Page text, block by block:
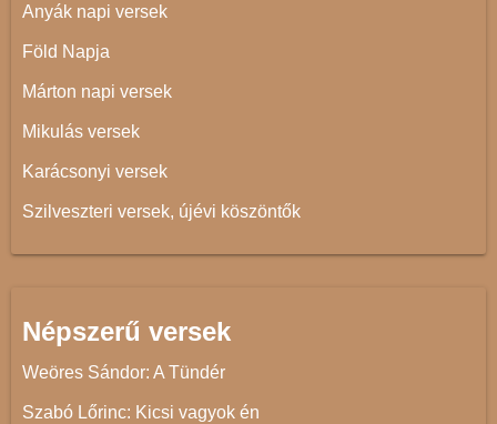
Anyák napi versek
Föld Napja
Márton napi versek
Mikulás versek
Karácsonyi versek
Szilveszteri versek, újévi köszöntők
Népszerű versek
Weöres Sándor: A Tündér
Szabó Lőrinc: Kicsi vagyok én